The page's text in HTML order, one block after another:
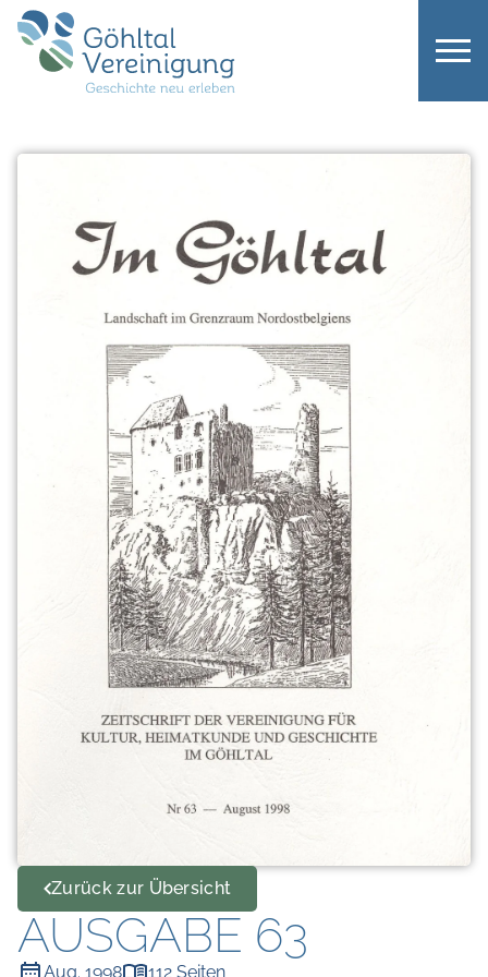
Zurück zur Übersicht
AUSGABE 63
Aug. 1998 112 Seiten